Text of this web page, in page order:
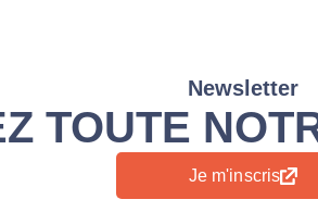
Newsletter
TOUTE
Je m'inscris